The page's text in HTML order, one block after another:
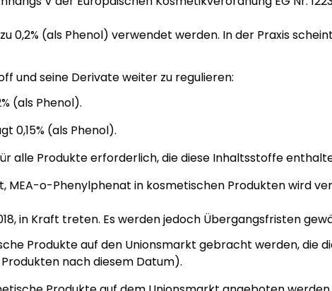
0,2% (als Phenol) verwendet werden. In der Praxis
und seine Derivate weiter zu regulieren:
(als Phenol).
0,15% (als Phenol).
alle Produkte erforderlich, die diese Inhaltsstoffe
o-Phenylphenat in kosmetischen Produkten wird
in Kraft treten. Es werden jedoch Übergangsfristen
Produkte auf den Unionsmarkt gebracht werden, die
nach diesem Datum).